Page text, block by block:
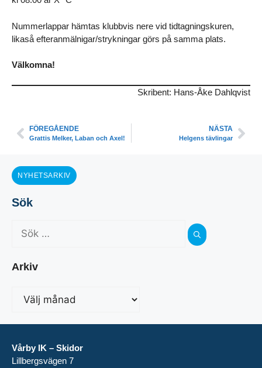
NYHETSARKIV
Sök
Arkiv
Nummerlappar hämtas klubbvis nere vid tidtagningskuren,
likaså efteranmälnigar/strykningar görs på samma plats.
Välkomna!
Skribent: Hans-Åke Dahlqvist
FÖREGÅENDE
Grattis Melker, Laban och Axel!
NÄSTA
Helgens tävlingar
Vårby IK – Skidor
Lillbergsvägen 7